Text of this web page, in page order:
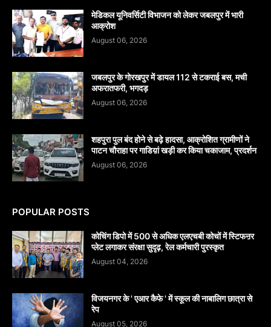
मेडिकल यूनिवर्सिटी विभाजन को लेकर जबलपुर में भारी
आक्रोश
August 06, 2026
जबलपुर के गोरखपुर में डायल 112 से टकराई बस, मची
अफरातफरी, भगदड़
August 06, 2026
शहपुरा पुल बंद होने से बढ़े हादसा, आक्रोशित ग्रामीणों ने
पाटन चौराहा पर गाडिय़ां खड़ी कर किया चकाजाम, प्रदर्शन
August 06, 2026
POPULAR POSTS
कोचिंग डिपो में 500 से अधिक एलएचबी कोचों में स्टिफऩर
प्लेट लगाकर संरक्षा सुदृढ़, रेल कर्मचारी पुरस्कृत
August 04, 2026
विजयनगर के ' एआर कैफे ' में स्कूल की नाबालिग छात्रा से
रेप
August 05, 2026